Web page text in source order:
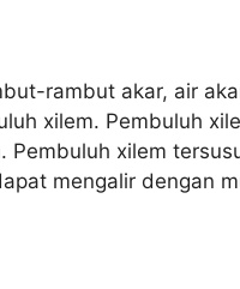
rambut akar, air
xilem. Pembuluh
Pembuluh xilem
mengalir dengan